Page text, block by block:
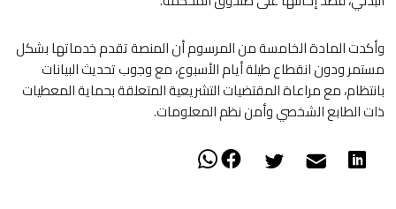
وأكدت المادة الخامسة من المرسوم أن المنصة تقدم خدماتها بشكل
مستمر ودون انقطاع طيلة أيام الأسبوع، مع وجوب تحديث البيانات
بانتظام، مع مراعاة المقتضيات التشريعية المتعلقة بحماية المعطيات
ذات الطابع الشخصي وأمن نظم المعلومات.